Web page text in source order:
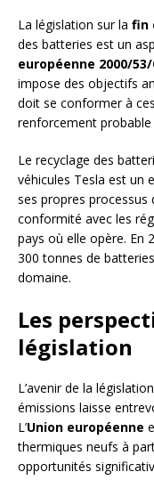
La législation sur la fin
des batteries est un
européenne 2000/53/
impose des objectifs
doit se conformer à
renforcement probable
Le recyclage des
véhicules Tesla est un
ses propres processus
conformité avec les
pays où elle opère. En
300 tonnes de
domaine.
Les
législation
L’avenir de la
émissions laisse
L’Union européenne
thermiques neufs à
opportunités